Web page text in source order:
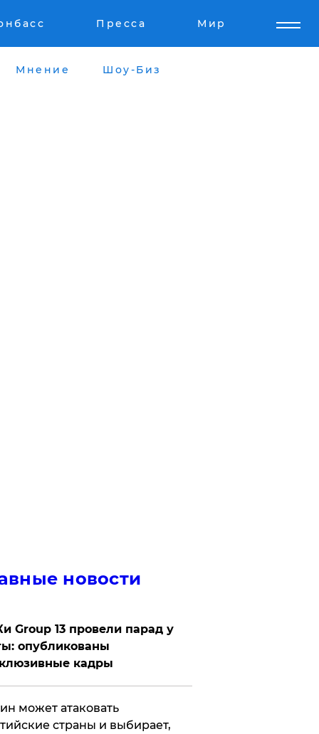
Пресса Мир
Мнение Шоу-Биз
новости
Group 13 провели парад у
опубликованы
кадры
может атаковать
страны и выбирает,